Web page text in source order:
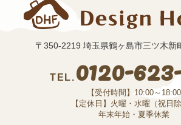
〒350-2219 埼玉県鶴ヶ島市三ツ木新
TEL. 0120-
【受付時間】10:00～18:00
【定休日】火曜・水曜（祝日除
年末年始・夏季休業